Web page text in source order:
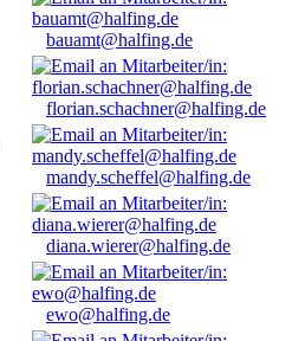
bauamt@halfing.de
florian.schachner@halfing.de
mandy.scheffel@halfing.de
diana.wierer@halfing.de
ewo@halfing.de